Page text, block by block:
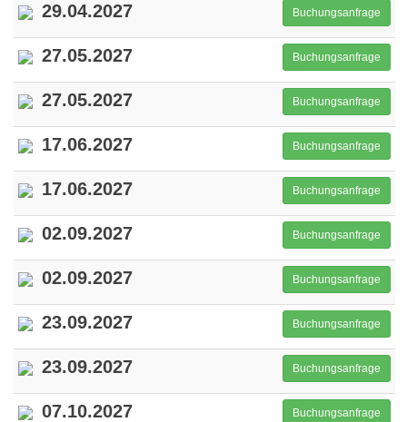
29.04.2027 Buchungsanfrage
27.05.2027 Buchungsanfrage
27.05.2027 Buchungsanfrage
17.06.2027 Buchungsanfrage
17.06.2027 Buchungsanfrage
02.09.2027 Buchungsanfrage
02.09.2027 Buchungsanfrage
23.09.2027 Buchungsanfrage
23.09.2027 Buchungsanfrage
07.10.2027 Buchungsanfrage